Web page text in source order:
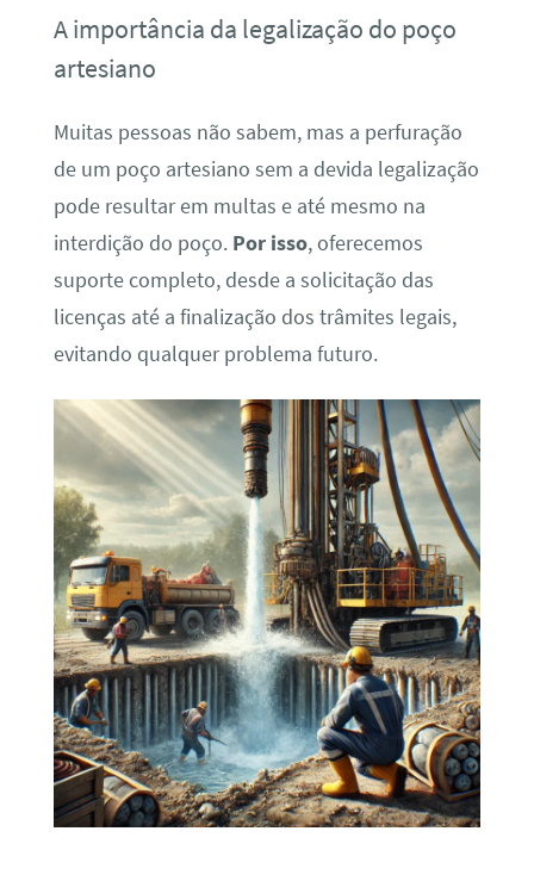
A importância da legalização do poço
artesiano
Muitas pessoas não sabem, mas a perfuração
de um poço artesiano sem a devida legalização
pode resultar em multas e até mesmo na
interdição do poço. Por isso, oferecemos
suporte completo, desde a solicitação das
licenças até a finalização dos trâmites legais,
evitando qualquer problema futuro.